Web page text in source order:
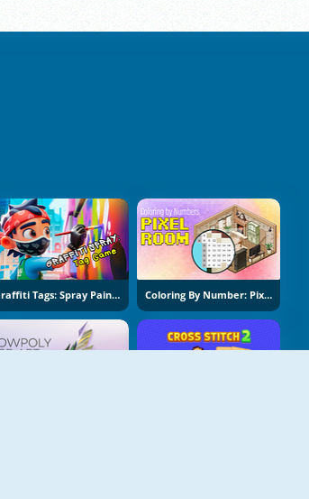
Graffiti Tags: Spray Painting Coloring By Number: Pixel Rooms